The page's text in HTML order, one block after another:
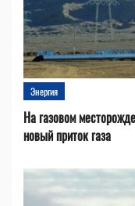
Энергия
На газовом
новый приток газа